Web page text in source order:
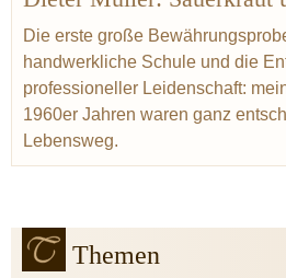
Die erste große
handwerkliche Schule und die
professioneller Leidenschaft:
1960er Jahren waren ganz
Lebensweg.
Themen